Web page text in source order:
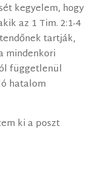
kegyelem, hogy
az 1 Tim. 2:1-4
tartják,
mindenkori
függetlenül
hatalom
ki a poszt